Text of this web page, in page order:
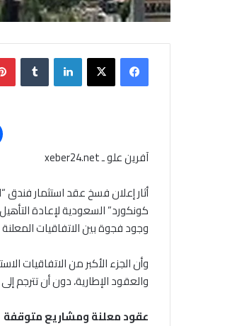
فيسبوك‫X لينكدإن
آفرين علو ـ xeber24.net
أثار إعلان فسخ عقد استثمار
كونكورد” السعودية لإعادة
وجود فجوة بين الاتفاقيات
وأن الجزء الأكبر من الاتفاقيات
والعقود الإطارية، دون أن تترجم
عقود معلنة ومشاريع متوقفة